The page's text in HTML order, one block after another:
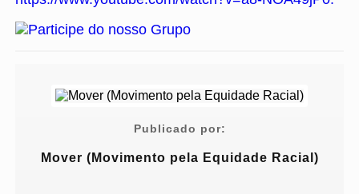
Publicado por:
Mover (Movimento pela Equidade Racial)